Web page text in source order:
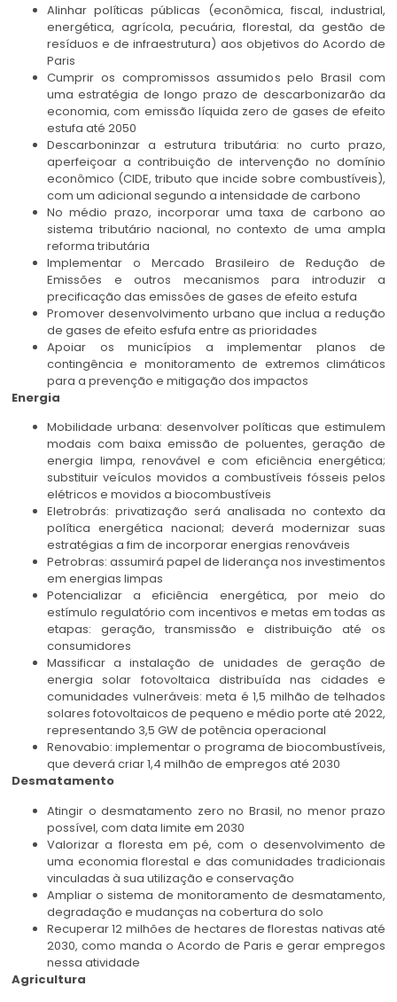
Alinhar políticas públicas (econômica, fiscal, industrial,
energética, agrícola, pecuária, florestal, da gestão de
resíduos e de infraestrutura) aos objetivos do Acordo de
Paris
Cumprir os compromissos assumidos pelo Brasil com
uma estratégia de longo prazo de descarbonizarão da
economia, com emissão líquida zero de gases de efeito
estufa até 2050
Descarboninzar a estrutura tributária: no curto prazo,
aperfeiçoar a contribuição de intervenção no domínio
econômico (CIDE, tributo que incide sobre combustíveis),
com um adicional segundo a intensidade de carbono
No médio prazo, incorporar uma taxa de carbono ao
sistema tributário nacional, no contexto de uma ampla
reforma tributária
Implementar o Mercado Brasileiro de Redução de
Emissões e outros mecanismos para introduzir a
precificação das emissões de gases de efeito estufa
Promover desenvolvimento urbano que inclua a redução
de gases de efeito esfufa entre as prioridades
Apoiar os municípios a implementar planos de
contingência e monitoramento de extremos climáticos
para a prevenção e mitigação dos impactos
Energia
Mobilidade urbana: desenvolver políticas que estimulem
modais com baixa emissão de poluentes, geração de
energia limpa, renovável e com eficiência energética;
substituir veículos movidos a combustíveis fósseis pelos
elétricos e movidos a biocombustíveis
Eletrobrás: privatização será analisada no contexto da
política energética nacional; deverá modernizar suas
estratégias a fim de incorporar energias renováveis
Petrobras: assumirá papel de liderança nos investimentos
em energias limpas
Potencializar a eficiência energética, por meio do
estímulo regulatório com incentivos e metas em todas as
etapas: geração, transmissão e distribuição até os
consumidores
Massificar a instalação de unidades de geração de
energia solar fotovoltaica distribuída nas cidades e
comunidades vulneráveis: meta é 1,5 milhão de telhados
solares fotovoltaicos de pequeno e médio porte até 2022,
representando 3,5 GW de potência operacional
Renovabio: implementar o programa de biocombustíveis,
que deverá criar 1,4 milhão de empregos até 2030
Desmatamento
Atingir o desmatamento zero no Brasil, no menor prazo
possível, com data limite em 2030
Valorizar a floresta em pé, com o desenvolvimento de
uma economia florestal e das comunidades tradicionais
vinculadas à sua utilização e conservação
Ampliar o sistema de monitoramento de desmatamento,
degradação e mudanças na cobertura do solo
Recuperar 12 milhões de hectares de florestas nativas até
2030, como manda o Acordo de Paris e gerar empregos
nessa atividade
Agricultura